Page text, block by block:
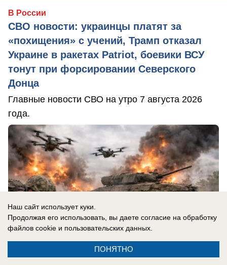
В России
СВО новости: украинцы платят за
«похищения» с учений, Трамп отказал
Украине в ракетах Patriot, боевики ВСУ
тонут при форсировании Северского
Донца
Главные новости СВО на утро 7 августа 2026
года.
Наш сайт использует куки.
Продолжая его использовать, вы даете согласие на обработку
файлов cookie и пользовательских данных.
ПОНЯТНО